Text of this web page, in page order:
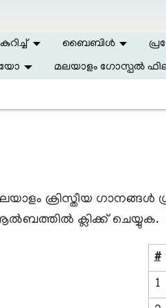
ബൈബിള്‍
മലയാളം ഗോസ്പൽ
ക്രിസ്തീയ
ക്ലിക്ക് ചെയ്യുക.
#
1